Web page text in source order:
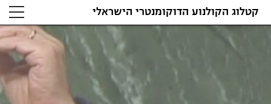
קטלוג הקולנוע הדוקומנטרי הישראלי